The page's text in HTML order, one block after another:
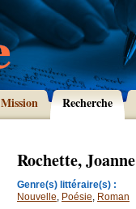
Mission Recherche
Rochette, Joanne
Genre(s) littéraire(s) :
Nouvelle, Poésie, Roman